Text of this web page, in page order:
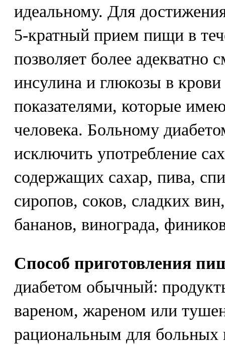
идеальному. Для
5-кратный прием пищи в
позволяет более адекватно
инсулина и глюкозы в крови
показателями, которые
человека. Больному
исключить употребление
содержащих сахар, пива,
сиропов, соков, сладких
бананов, винограда,
Способ приготовления
диабетом обычный:
вареном, жареном или
рациональным для